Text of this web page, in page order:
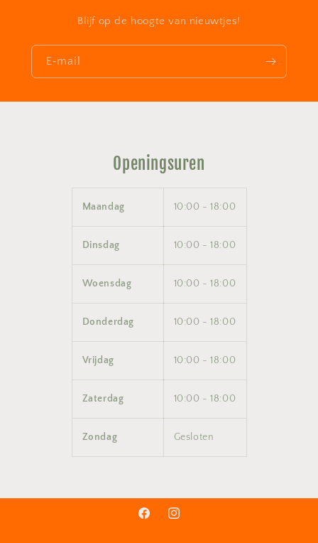
Blijf op de hoogte van nieuwtjes!
E‑mail
Openingsuren
Maandag 10:00 - 18:00
Dinsdag 10:00 - 18:00
Woensdag 10:00 - 18:00
Donderdag 10:00 - 18:00
Vrijdag 10:00 - 18:00
Zaterdag 10:00 - 18:00
Zondag Gesloten
FacebookInstagram